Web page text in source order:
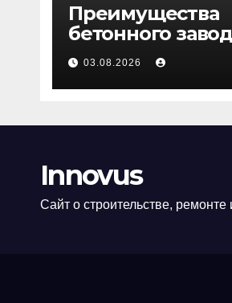
Преимущества
бетонного
ПКФ «Тибет» в
Волгограде и
Волжском
03.08.2026
Innovus
Сайт о строительстве, ремонте